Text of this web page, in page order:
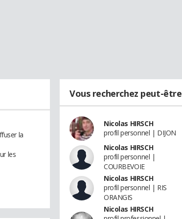
la
les
Vous recherchez peut-être
Nicolas HIRSCH
profil personnel | DIJON
Nicolas HIRSCH
profil personnel |
COURBEVOIE
Nicolas HIRSCH
profil personnel | RIS
ORANGIS
Nicolas HIRSCH